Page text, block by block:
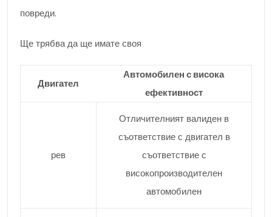
повреди.
Ще трябва да ще имате своя
Двигател
Автомобилен с висока
ефективност
рев
Отличителният валиден в
съответствие с двигател в
съответствие с
високопроизводителен
автомобилен